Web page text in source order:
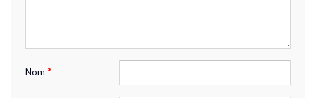
Nom *